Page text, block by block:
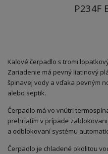
P234F
Kalové čerpadlo s tromi
Zariadenie má pevný liatinový
špinavej vody a vďaka pevným
alebo septik.
Čerpadlo má vo vnútri
prehriatím v prípade
a odblokovaní systému
Čerpadlo je chladené okolitou